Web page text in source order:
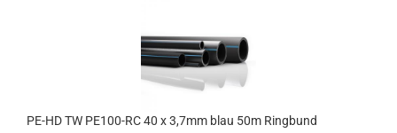
PE-HD TW PE100-RC 40 x 3,7mm blau 50m Ringbund